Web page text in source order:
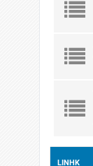
LINHK